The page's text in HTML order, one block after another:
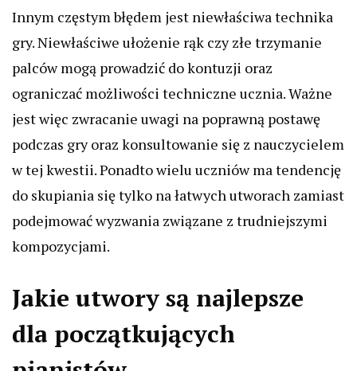
Innym częstym błędem jest niewłaściwa technika
gry. Niewłaściwe ułożenie rąk czy złe trzymanie
palców mogą prowadzić do kontuzji oraz
ograniczać możliwości techniczne ucznia. Ważne
jest więc zwracanie uwagi na poprawną postawę
podczas gry oraz konsultowanie się z nauczycielem
w tej kwestii. Ponadto wielu uczniów ma tendencję
do skupiania się tylko na łatwych utworach zamiast
podejmować wyzwania związane z trudniejszymi
kompozycjami.
Jakie utwory są najlepsze
dla początkujących